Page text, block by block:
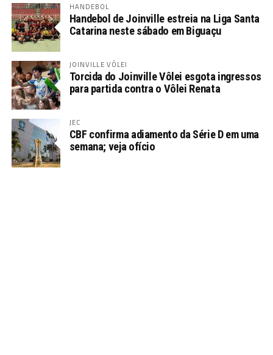
HANDEBOL
Handebol de Joinville estreia na Liga Santa
Catarina neste sábado em Biguaçu
JOINVILLE VÔLEI
Torcida do Joinville Vôlei esgota ingressos
para partida contra o Vôlei Renata
JEC
CBF confirma adiamento da Série D em uma
semana; veja ofício